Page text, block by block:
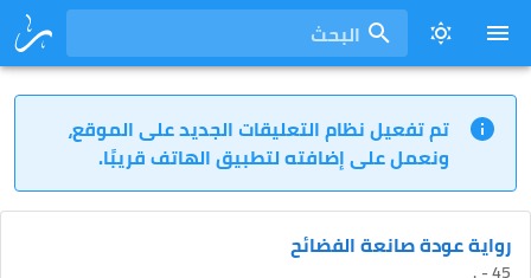
البحث
تم تفعيل نظام التعليقات الجديد على الموقع،
ونعمل على إضافته لتطبيق الهاتف قريبًا.
رواية عودة صانعة الفضائح